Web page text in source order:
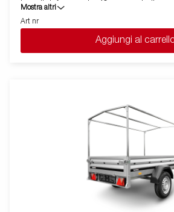
laterali rinforzate alte 40 cm e quindi
carico più elevato. E' facile da caricare e
anteriore e posteriore apribili per il carico
le versioni sono dotate di anelli di
bloccare la merce trasportata. Come
Mostra altri
Art nr
Aggiungi al